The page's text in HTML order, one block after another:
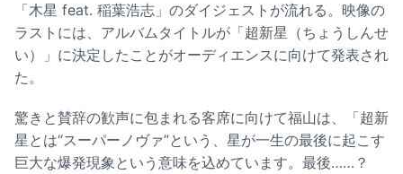
「木星 feat. 稲葉浩志」のダイジェストが流れる。映像の
ラストには、アルバムタイトルが「超新星（ちょうしんせ
い）」に決定したことがオーディエンスに向けて発表され
た。
驚きと賛辞の歓声に包まれる客席に向けて福山は、「超新
星とは“スーパーノヴァ”という、星が一生の最後に起こす
巨大な爆発現象という意味を込めています。最後……？